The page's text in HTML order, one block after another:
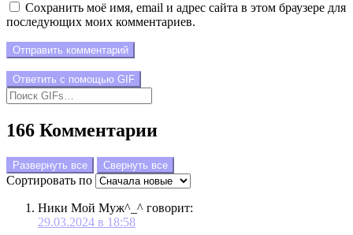
Сохранить моё имя, email и адрес сайта в этом браузере для
последующих моих комментариев.
Отправить комментарий
Ответить с помощью GIF
166 Комментарии
Развернуть все Свернуть все
Сортировать по
Ники Мой Муж^_^ говорит:
29.03.2024 в 18:58